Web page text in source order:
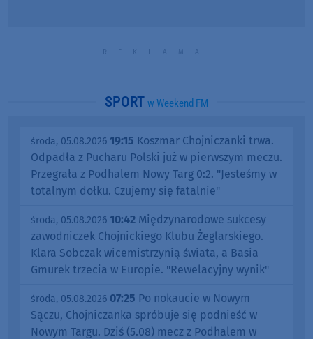
SPORT w Weekend FM
środa, 05.08.2026 19:15 Koszmar Chojniczanki trwa.
Odpadła z Pucharu Polski już w pierwszym meczu.
Przegrała z Podhalem Nowy Targ 0:2. "Jesteśmy w
totalnym dołku. Czujemy się fatalnie"
środa, 05.08.2026 10:42 Międzynarodowe sukcesy
zawodniczek Chojnickiego Klubu Żeglarskiego.
Klara Sobczak wicemistrzynią świata, a Basia
Gmurek trzecia w Europie. "Rewelacyjny wynik"
środa, 05.08.2026 07:25 Po nokaucie w Nowym
Sączu, Chojniczanka spróbuje się podnieść w
Nowym Targu. Dziś (5.08) mecz z Podhalem w